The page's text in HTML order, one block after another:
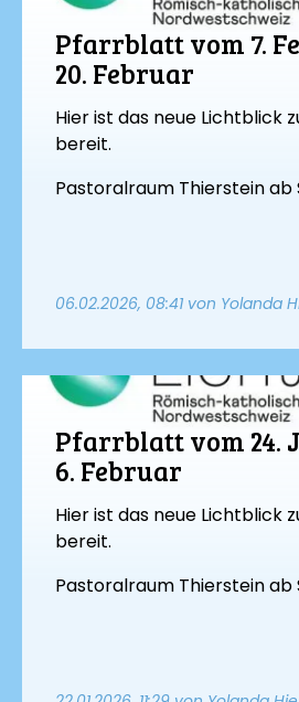
Pfarrblatt vom 7.
20. Februar
Hier ist das neue Lichtblick
bereit.
Pastoralraum Thierstein ab
06.02.2026, 08:41 von Yolanda
Pfarrblatt vom 24.
6. Februar
Hier ist das neue Lichtblick
bereit.
Pastoralraum Thierstein ab